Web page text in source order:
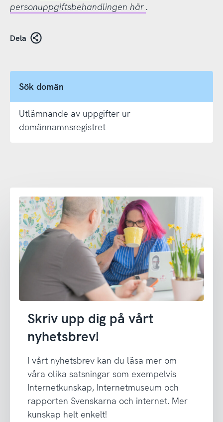
personuppgiftsbehandlingen här .
Dela
Sök domän
Utlämnande av uppgifter ur
domännamnsregistret
Skriv upp dig på vårt
nyhetsbrev!
I vårt nyhetsbrev kan du läsa mer om
våra olika satsningar som exempelvis
Internetkunskap, Internetmuseum och
rapporten Svenskarna och internet. Mer
kunskap helt enkelt!